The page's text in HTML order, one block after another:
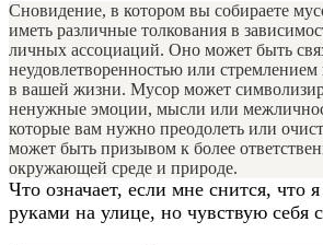
Сновидение, в котором вы собираете
иметь различные толкования в
личных ассоциаций. Оно может быть
неудовлетворенностью или стремлением
в вашей жизни. Мусор может
ненужные эмоции, мысли или
которые вам нужно преодолеть или
может быть призывом к более
окружающей среде и природе.
Что означает, если мне снится, что
руками на улице, но чувствую себя